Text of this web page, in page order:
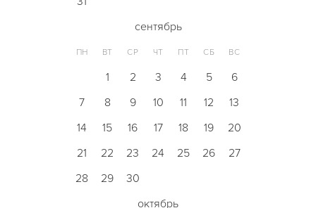
сентябрь
ПН ВТ СР ЧТ ПТ СБ ВС
1 2 3 4 5
6
7
8 9 10 11 12
13
14
15 16 17 18 19
20
21
22 23 24 25 26
27
28
29
30
октябрь